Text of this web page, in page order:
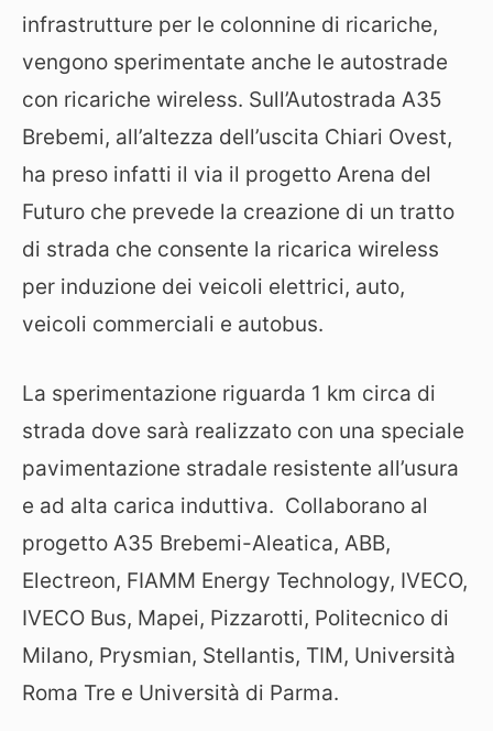
infrastrutture per le colonnine di ricariche,
vengono sperimentate anche le autostrade
con ricariche wireless. Sull’Autostrada A35
Brebemi, all’altezza dell’uscita Chiari Ovest,
ha preso infatti il via il progetto Arena del
Futuro che prevede la creazione di un tratto
di strada che consente la ricarica wireless
per induzione dei veicoli elettrici, auto,
veicoli commerciali e autobus.
La sperimentazione riguarda 1 km circa di
strada dove sarà realizzato con una speciale
pavimentazione stradale resistente all’usura
e ad alta carica induttiva. Collaborano al
progetto A35 Brebemi-Aleatica, ABB,
Electreon, FIAMM Energy Technology, IVECO,
IVECO Bus, Mapei, Pizzarotti, Politecnico di
Milano, Prysmian, Stellantis, TIM, Università
Roma Tre e Università di Parma.